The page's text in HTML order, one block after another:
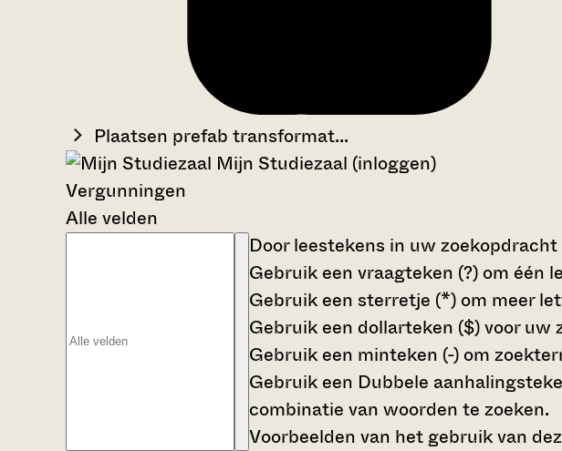
Plaatsen prefab transformat...
Mijn Studiezaal (inloggen)
Vergunningen
Alle velden
Door leestekens in uw
Gebruik een vraagteken (?) om één
Gebruik een sterretje (*) om meer
Gebruik een dollarteken ($)voor uw
Gebruik een minteken (-) om
Gebruik een Dubbele
combinatie van woorden te zoeken.
Voorbeelden van het gebruik van